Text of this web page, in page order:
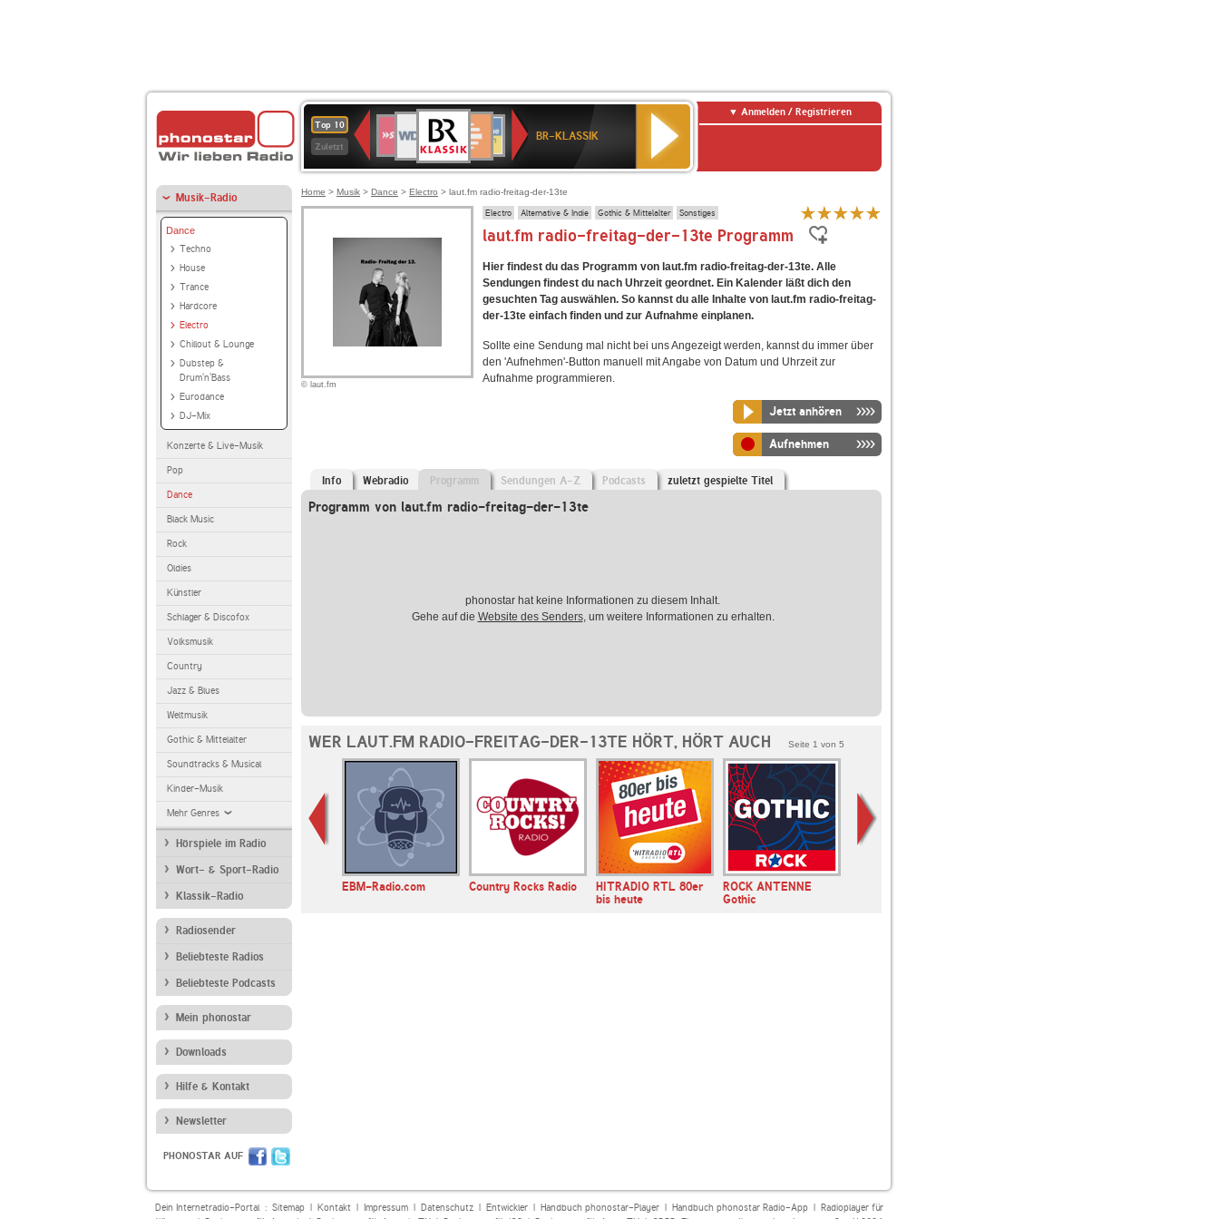
Top 10
Zuletzt
Deutschlandfunk
80er
90er
OLDIE
ANTENNE
4
BR-
KLASSIK
Deutschlandfunk
Kultur
ANTENNE
BAYERN
SWR
Kultur
NDR
2
BR-KLASSIK
Anmelden / Registrieren
Musik-Radio
Dance
Techno
House
Trance
Hardcore
Electro
Chillout & Lounge
Dubstep &
Drum'n'Bass
Eurodance
DJ-Mix
Konzerte & Live-Musik
Pop
Dance
Black Music
Rock
Oldies
Künstler
Schlager & Discofox
Volksmusik
Country
Jazz & Blues
Weltmusik
Gothic & Mittelalter
Soundtracks & Musical
Kinder-Musik
Mehr Genres
Hörspiele im Radio
Wort- & Sport-Radio
Klassik-Radio
Radiosender
Beliebteste Radios
Beliebteste Podcasts
Mein phonostar
Downloads
Hilfe & Kontakt
Newsletter
PHONOSTAR AUF
Home > Musik > Dance > Electro > laut.fm radio-freitag-der-13te
© laut.fm
Electro Alternative & Indie Gothic & Mittelalter Sonstiges
laut.fm radio-freitag-der-13te Programm
Hier findest du das Programm von laut.fm radio-freitag-der-13te. Alle
Sendungen findest du nach Uhrzeit geordnet. Ein Kalender läßt dich den
gesuchten Tag auswählen. So kannst du alle Inhalte von laut.fm radio-freitag-
der-13te einfach finden und zur Aufnahme einplanen.
Sollte eine Sendung mal nicht bei uns Angezeigt werden, kannst du immer über
den 'Aufnehmen'-Button manuell mit Angabe von Datum und Uhrzeit zur
Aufnahme programmieren.
Jetzt anhören
Aufnehmen
Info Webradio Programm Sendungen A-Z Podcasts zuletzt gespielte Titel
Programm von laut.fm radio-freitag-der-13te
phonostar hat keine Informationen zu diesem Inhalt.
Gehe auf die Website des Senders, um weitere Informationen zu erhalten.
WER LAUT.FM RADIO-FREITAG-DER-13TE HÖRT, HÖRT AUCH Seite 1 von 5
EBM-Radio.com Country Rocks Radio
HITRADIO RTL 80er
bis heute
ROCK ANTENNE
Gothic
Dein Internetradio-Portal : Sitemap| Kontakt| Impressum| Datenschutz| Entwickler| Handbuch phonostar-Player| Handbuch phonostar Radio-App| Radioplayer für